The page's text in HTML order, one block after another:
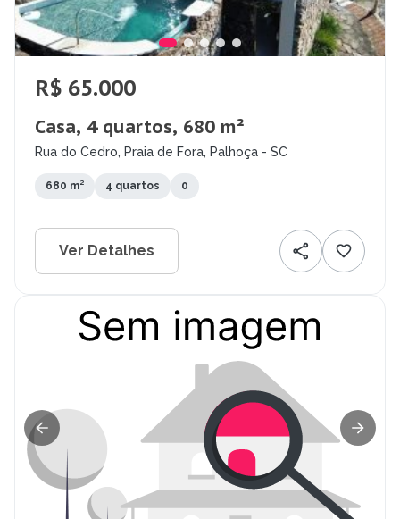
R$ 65.000
Casa, 4 quartos, 680 m²
Rua do Cedro, Praia de Fora, Palhoça - SC
680 m² 4 quartos 0
Ver Detalhes